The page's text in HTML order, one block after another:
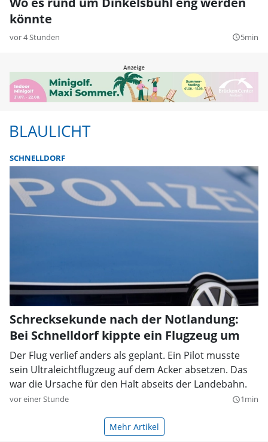
könnte
vor 4 Stunden query_builder5min
BLAULICHT
SCHNELLDORF
Schrecksekunde nach der Notlandung:
Bei Schnelldorf kippte ein Flugzeug um
Der Flug verlief anders als geplant. Ein Pilot musste
sein Ultraleichtflugzeug auf dem Acker absetzen. Das
war die Ursache für den Halt abseits der Landebahn.
vor einer Stunde query_builder1min
Mehr Artikel